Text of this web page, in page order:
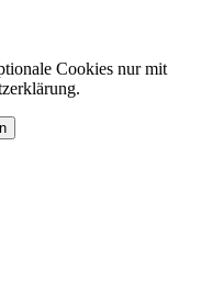
Cookies nur mit